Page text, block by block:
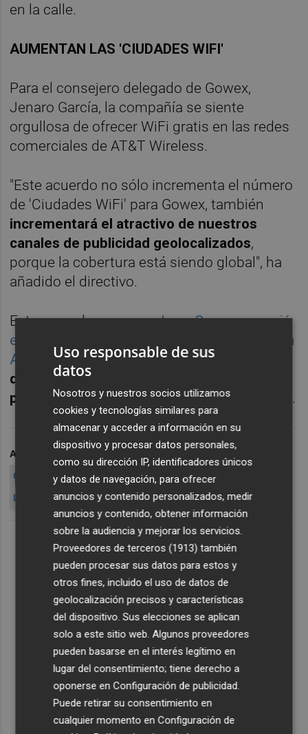
en la calle.
AUMENTAN LAS 'CIUDADES WIFI'
Para el consejero delegado de Gowex,
Jenaro García, la compañía se siente
orgullosa de ofrecer WiFi gratis en las redes
comerciales de AT&T Wireless.
"Este acuerdo no sólo incrementa el número
de 'Ciudades WiFi' para Gowex, también
incrementará el atractivo de nuestros
canales de publicidad geolocalizados,
porque la cobertura está siendo global", ha
añadido el directivo.
Este acuerdose suma al que Gowex anunció
el pasado 15 de enero con Deutsche Telekom
AG
, queañade una cobertura a la compañía
de unos 29.000 nuevos puntos WiFi,
principalmente en Europa y Estados Unidos .
ARCHIVADO EN GOWEX GOWEX WIRELESS
GOWEX TELECOM
JENARO GARCÍA
CIUDADES WIFI
LET'S GOWEX
DUAL LISTIN
Uso responsable de sus
datos
Nosotros y nuestros socios utilizamos
cookies y tecnologías similares para
almacenar y acceder a información en su
dispositivo y procesar datos personales,
como su dirección IP, identificadores únicos
y datos de navegación, para ofrecer
anuncios y contenido personalizados, medir
anuncios y contenido, obtener información
sobre la audiencia y mejorar los servicios.
Proveedores de terceros (1913) también
pueden procesar sus datos para estos y
otros fines, incluido el uso de datos de
geolocalización precisos y características
del dispositivo. Sus elecciones se aplican
solo a este sitio web. Algunos proveedores
pueden basarse en el interés legítimo en
lugar del consentimiento; tiene derecho a
oponerse enConfiguración de publicidad.
Puede retirar su consentimiento en
cualquier momento enConfiguración de